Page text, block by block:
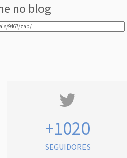
no blog
+1020
SEGUIDORES